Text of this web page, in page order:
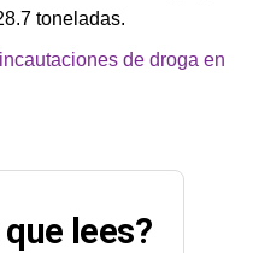
toneladas.
de droga en
lees?